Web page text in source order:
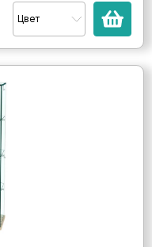
Цвет